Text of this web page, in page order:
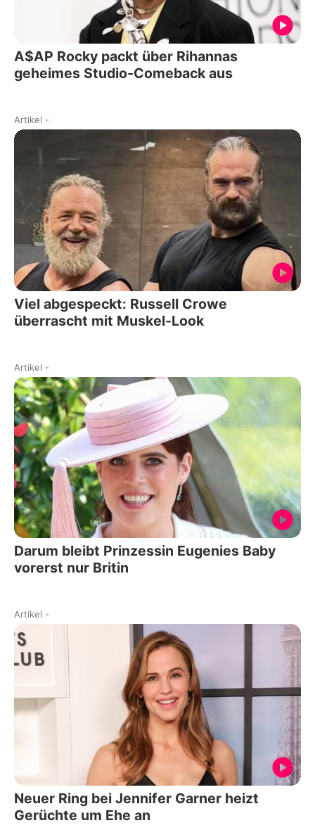
A$AP Rocky packt über Rihannas
geheimes Studio-Comeback aus
Artikel -
Viel abgespeckt: Russell Crowe
überrascht mit Muskel-Look
Artikel -
Darum bleibt Prinzessin Eugenies Baby
vorerst nur Britin
Artikel -
Neuer Ring bei Jennifer Garner heizt
Gerüchte um Ehe an